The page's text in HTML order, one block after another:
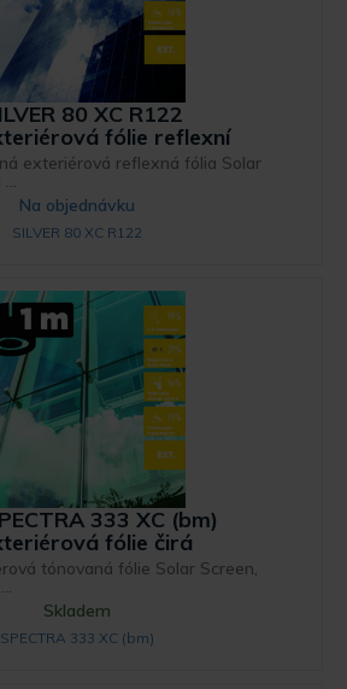
80 XC R122
fólie reflexní
exteriérová reflexná fólia Solar
Na objednávku
SILVER 80 XC R122
333 XC (bm)
fólie čirá
tónovaná fólie Solar Screen,
Skladem
SPECTRA 333 XC (bm)